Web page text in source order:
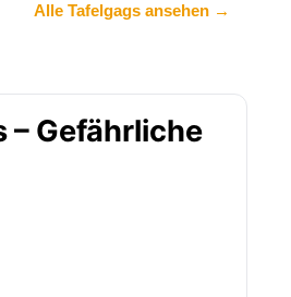
Alle Tafelgags ansehen →
– Gefährliche